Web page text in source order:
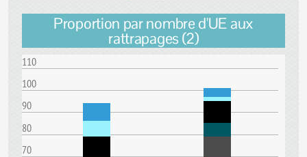
Proportion par nombre d'UE aux
rattrapages (2)
110
100
90
80
70